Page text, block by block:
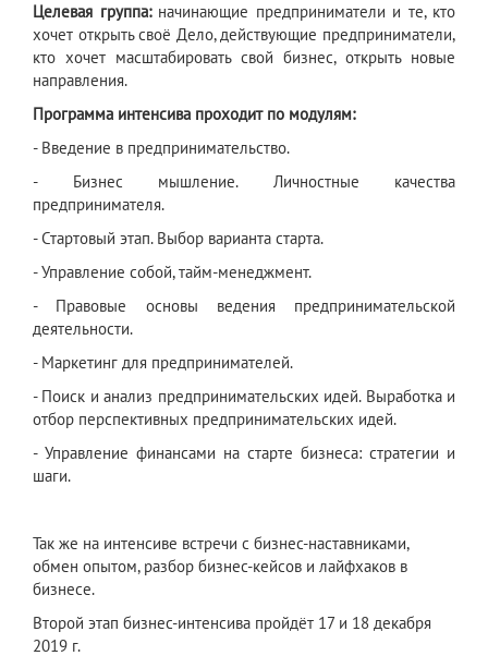
Целевая группа:начинающие предприниматели и те, кто
хочет открыть своё Дело, действующие предприниматели,
кто хочет масштабировать свой бизнес, открыть новые
направления.
Программа интенсива проходит по модулям:
- Введение в предпринимательство.
- Бизнес мышление. Личностные качества
предпринимателя.
- Стартовый этап. Выбор варианта старта.
- Управление собой, тайм-менеджмент.
- Правовые основы ведения предпринимательской
деятельности.
- Маркетинг для предпринимателей.
- Поиск и анализ предпринимательских идей. Выработка и
отбор перспективных предпринимательских идей.
- Управление финансами на старте бизнеса: стратегии и
шаги.
Так же на интенсиве встречи с бизнес-наставниками,
обмен опытом, разбор бизнес-кейсов и лайфхаков в
бизнесе.
Второй этап бизнес-интенсива пройдёт 17 и 18 декабря
2019 г.